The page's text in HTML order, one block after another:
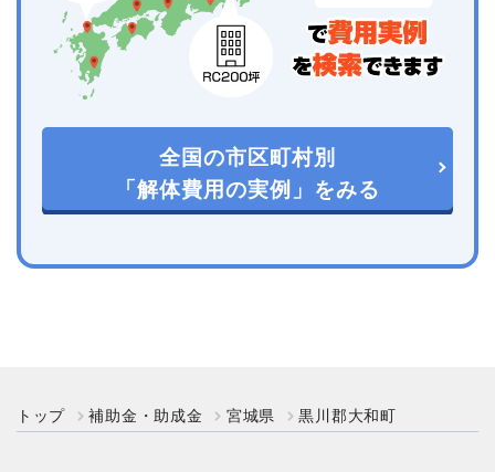
全国の市区町村別
「解体費用の実例」をみる
トップ 補助金・助成金 宮城県 黒川郡大和町